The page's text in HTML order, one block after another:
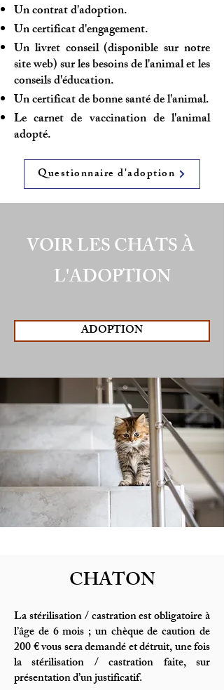
Un contrat d'adoption.
Un certificat d'engagement.
Un livret conseil (disponible sur notre
site web) sur les besoins de l'animal et les
conseils d'éducation.
Un certificat de bonne santé de l'animal.
Le carnet de vaccination de l'animal
adopté.
Questionnaire d'adoption
VOIR LES CHATSÀ
L'ADOPTION
ADOPTION
CHATON
La stérilisation / castration est obligatoire à
l’âge de 6 mois ; un chèque de caution de
200 € vous sera demandé et détruit, une fois
la stérilisation / castration faite, sur
présentation d’un justificatif.